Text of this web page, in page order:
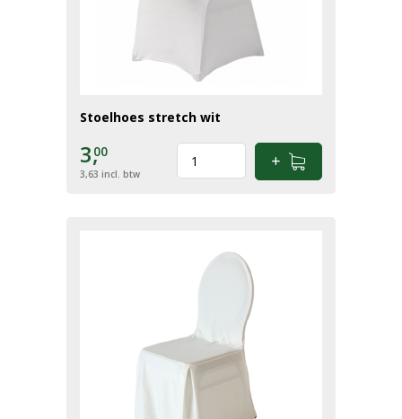
Stoelhoes stretch wit
3,00
3,63 incl. btw